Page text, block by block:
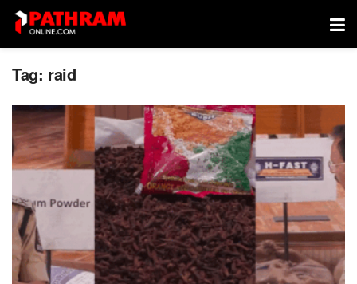
Tag: raid